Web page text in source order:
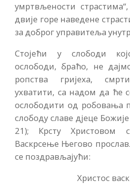
умртвљености
двије горе наведене
за доброг управитеља
Стојећи у слободи
ослободи, браћо, не
ропства гријеха,
ухватити, са надом да ће
ослободити од робовања
слободу славе дјеце
21); Крсту Христовом
Васкрсење Његово
се поздрављајући:
Христос